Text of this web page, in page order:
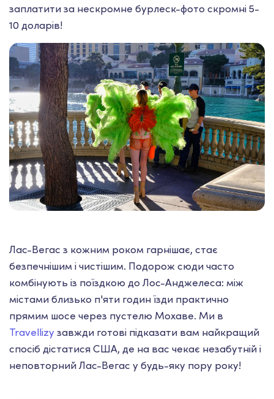
заплатити за нескромне бурлеск-фото скромні 5-
10 доларів!
Лас-Вегас з кожним роком гарнішає, стає
безпечнішим і чистішим. Подорож сюди часто
комбінують із поїздкою до Лос-Анджелеса: між
містами близько п'яти годин їзди практично
прямим шосе через пустелю Мохаве. Ми в
Travellizy завжди готові підказати вам найкращий
спосіб дістатися США, де на вас чекає незабутній і
неповторний Лас-Вегас у будь-яку пору року!